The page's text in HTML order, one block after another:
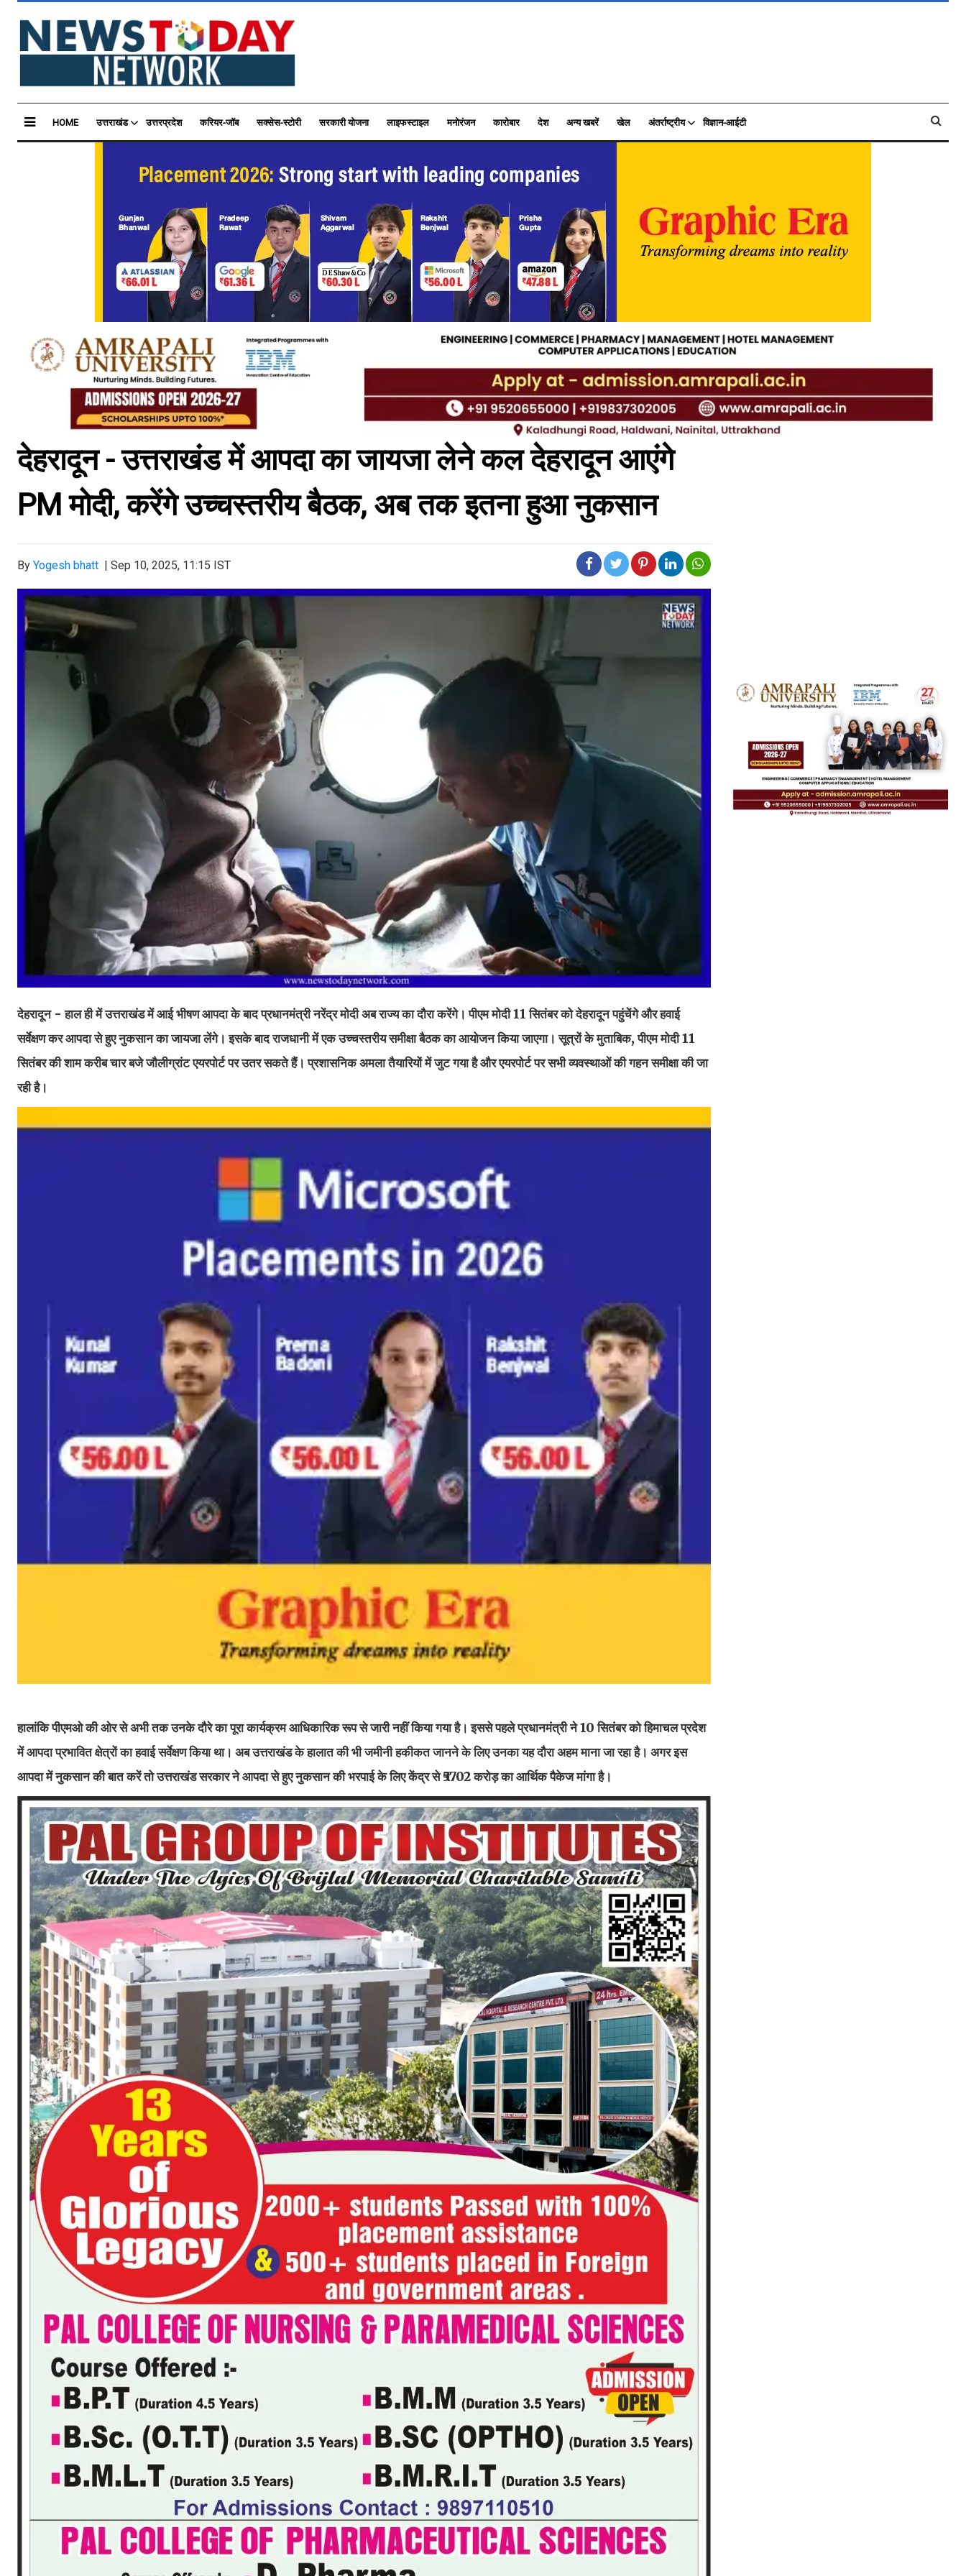
HOME उत्तराखंड उत्तरप्रदेश करियर-जॉब सक्सेस-स्टोरी सरकारी योजना लाइफस्टाइल मनोरंजन कारोबार देश अन्य खबरें खेल अंतर्राष्ट्रीय विज्ञान-आईटी
देहरादून - उत्तराखंड में आपदा का जायजा लेने कल देहरादून आएंगे
PM मोदी, करेंगे उच्चस्तरीय बैठक, अब तक इतना हुआ नुकसान
By Yogesh bhatt | Sep 10, 2025, 11:15 IST
देहरादून - हाल ही में उत्तराखंड में आई भीषण आपदा के बाद प्रधानमंत्री नरेंद्र मोदी अब राज्य का दौरा करेंगे। पीएम मोदी 11 सितंबर को देहरादून पहुंचेंगे और हवाई
सर्वेक्षण कर आपदा से हुए नुकसान का जायजा लेंगे। इसके बाद राजधानी में एक उच्चस्तरीय समीक्षा बैठक का आयोजन किया जाएगा। सूत्रों के मुताबिक, पीएम मोदी 11
सितंबर की शाम करीब चार बजे जौलीग्रांट एयरपोर्ट पर उतर सकते हैं। प्रशासनिक अमला तैयारियों में जुट गया है और एयरपोर्ट पर सभी व्यवस्थाओं की गहन समीक्षा की जा
रही है।
हालांकि पीएमओ की ओर से अभी तक उनके दौरे का पूरा कार्यक्रम आधिकारिक रूप से जारी नहीं किया गया है। इससे पहले प्रधानमंत्री ने 10 सितंबर को हिमाचल प्रदेश
में आपदा प्रभावित क्षेत्रों का हवाई सर्वेक्षण किया था। अब उत्तराखंड के हालात की भी जमीनी हकीकत जानने के लिए उनका यह दौरा अहम माना जा रहा है। अगर इस
आपदा में नुकसान की बात करें तो उत्तराखंड सरकार ने आपदा से हुए नुकसान की भरपाई के लिए केंद्र से ₹5702 करोड़ का आर्थिक पैकेज मांगा है।